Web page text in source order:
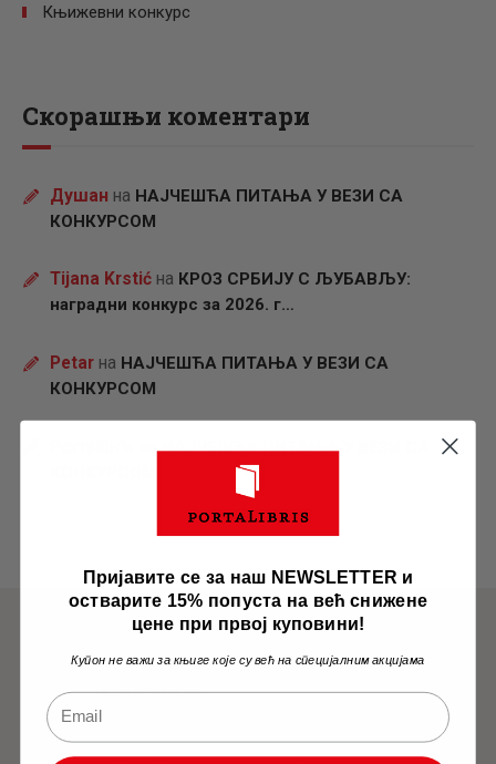
Књижевни конкурс
Скорашњи коментари
Душан на НАЈЧЕШЋА ПИТАЊА У ВЕЗИ СА
КОНКУРСОМ
Tijana Krstićна КРОЗ СРБИЈУ С ЉУБАВЉУ:
наградни конкурс за 2026. г…
Petarна НАЈЧЕШЋА ПИТАЊА У ВЕЗИ СА
КОНКУРСОМ
наНАЈЧЕШЋА ПИТАЊА У ВЕЗИ СА
Књижара
Радним данима: 10h-18h Суботом: 9h-
Пријавите се за наш NEWSLETTER и
остварите 15% попуста на већ снижене
цене при првој куповини!
Купон не важи за књиге које су већ на специјалним акцијама